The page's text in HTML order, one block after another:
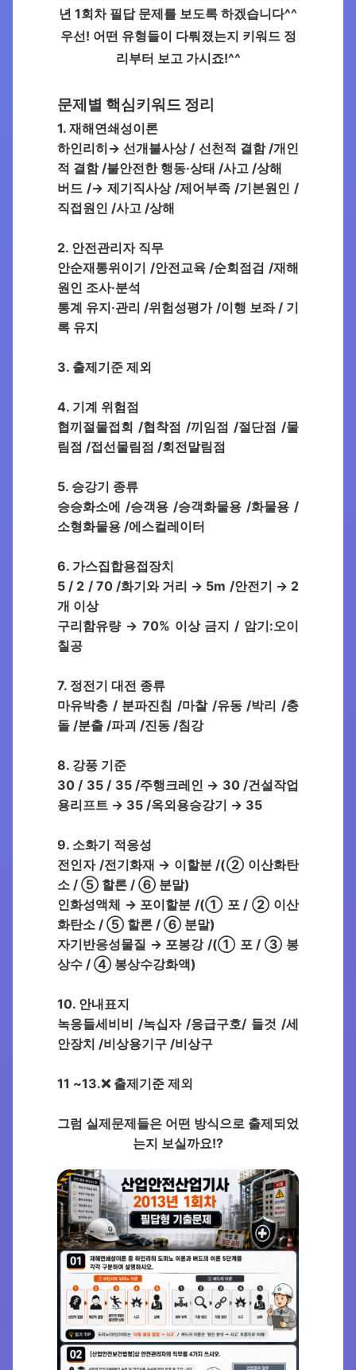
년 1회차 필답 문제를 보도록 하겠습니다^^
우선! 어떤 유형들이 다뤄졌는지 키워드 정
리부터 보고 가시죠!^^
문제별 핵심키워드 정리
1. 재해연쇄성이론
하인리히→ 선개불사상 / 선천적 결함 /개인
적 결함 /불안전한 행동·상태 /사고 /상해
버드 /→ 제기직사상 /제어부족 /기본원인 /
직접원인 /사고 /상해
2. 안전관리자 직무
안순재통위이기 /안전교육 /순회점검 /재해
원인 조사·분석
통계 유지·관리 /위험성평가 /이행 보좌 / 기
록 유지
3. 출제기준 제외
4. 기계 위험점
협끼절물접회 /협착점 /끼임점 /절단점 /물
림점 /접선물림점 /회전말림점
5. 승강기 종류
승승화소에 /승객용 /승객화물용 /화물용 /
소형화물용 /에스컬레이터
6. 가스집합용접장치
5 / 2 / 70 /화기와 거리 → 5m /안전기 → 2
개 이상
구리함유량 → 70% 이상 금지 / 암기:오이
칠공
7. 정전기 대전 종류
마유박충 / 분파진침 /마찰 /유동 /박리 /충
돌 /분출 /파괴 /진동 /침강
8. 강풍 기준
30 / 35 / 35 /주행크레인 → 30 /건설작업
용리프트 → 35 /옥외용승강기 → 35
9. 소화기 적응성
전인자 /전기화재 → 이할분 /(② 이산화탄
소 / ⑤ 할론 / ⑥ 분말)
인화성액체 → 포이할분 /(① 포 / ② 이산
화탄소 / ⑤ 할론 / ⑥ 분말)
자기반응성물질 → 포봉강 /(① 포 / ③ 봉
상수 / ④ 봉상수강화액)
10. 안내표지
녹응들세비비 /녹십자 /응급구호/ 들것 /세
안장치 /비상용기구 /비상구
11 ~13.❌ 출제기준 제외
그럼 실제문제들은 어떤 방식으로 출제되었
는지 보실까요!?